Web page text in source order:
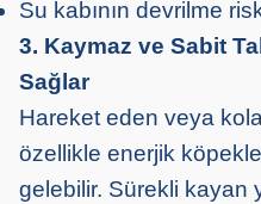
Su kabının devrilme
3. Kaymaz ve Sabit
Sağlar
Hareket eden veya
özellikle enerjik
gelebilir. Sürekli kayan